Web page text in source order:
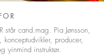
står cand.mag. Pia Jønsson,
konceptudvikler, producer,
yinmind instruktør.